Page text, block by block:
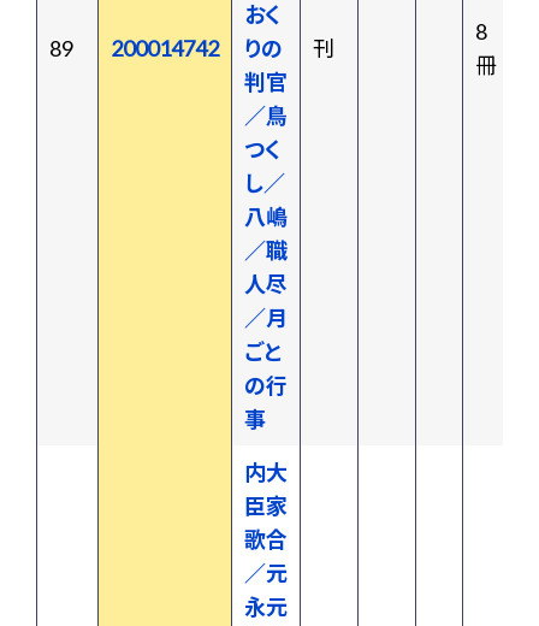
89 200014742
おく
りの
判官
／鳥
つく
し／
八嶋
／職
人尽
／月
ごと
の行
事
刊
8
冊
内大
臣家
歌合
／元
永元